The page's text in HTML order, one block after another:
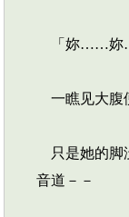
「妳……妳……
一瞧见大腹
只是她的脚
音道－－